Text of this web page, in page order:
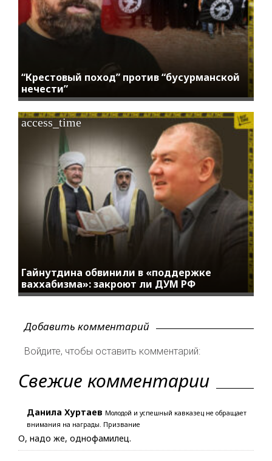
“Крестовый поход” против “бусурманской
нечести”
Гайнутдина обвинили в «поддержке
ваххабизма»: закроют ли ДУМ РФ
access_time
Добавить комментарий
Войдите, чтобы оставить комментарий:
Свежие комментарии
Данила Хуртаев Молодой и успешный кавказец не обращает
внимания на награды. Призвание
О, надо же, однофамилец.